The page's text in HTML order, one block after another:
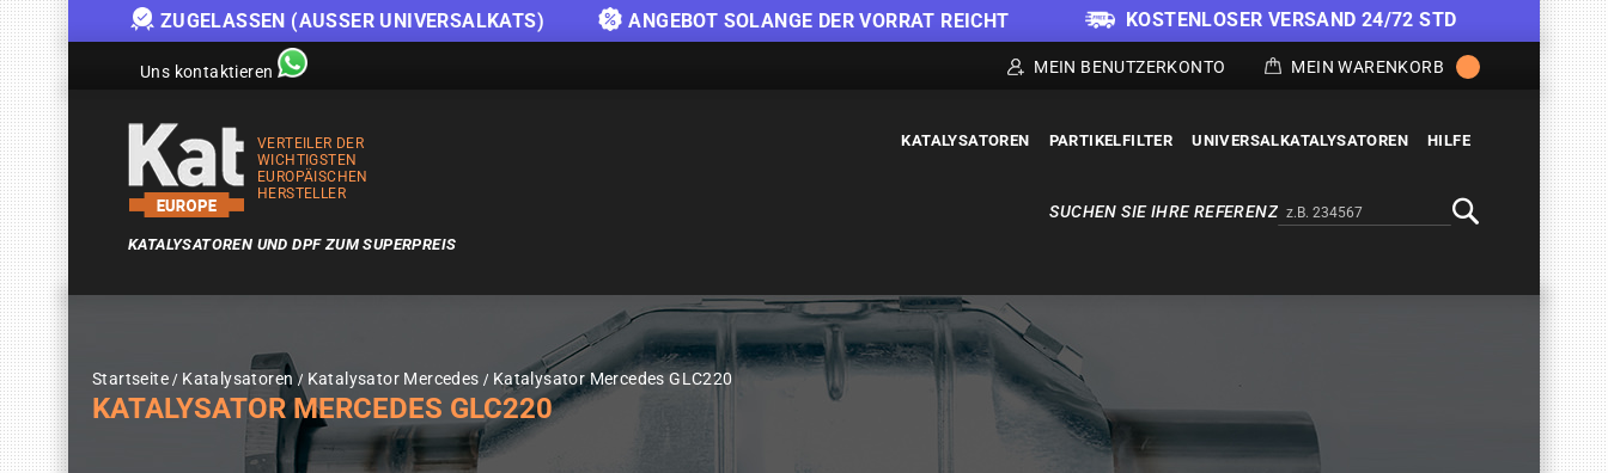
ZUGELASSEN (AUSSER UNIVERSALKATS) ANGEBOT SOLANGE DER VORRAT REICHT KOSTENLOSER VERSAND 24/72 STD
Uns kontaktieren MEIN BENUTZERKONTO MEIN WARENKORB
VERTEILER DER
WICHTIGSTEN
EUROPÄISCHEN
HERSTELLER
KATALYSATOREN UND DPF ZUM SUPERPREIS
KATALYSATOREN PARTIKELFILTER UNIVERSALKATALYSATOREN HILFE
Alternativa a Doofinder
SUCHEN SIE IHRE REFERENZ
Startseite Katalysatoren Katalysator Mercedes Katalysator Mercedes GLC220
KATALYSATOR MERCEDES GLC220